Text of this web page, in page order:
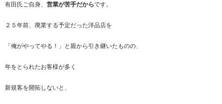
有田氏ご自身、 営業が苦手だからです。
２５年前、廃業する予定だった洋品店を
「俺がやってやる！」と親から引き継いたものの、
年をとられたお客様が多く
新規客を開拓しないと、